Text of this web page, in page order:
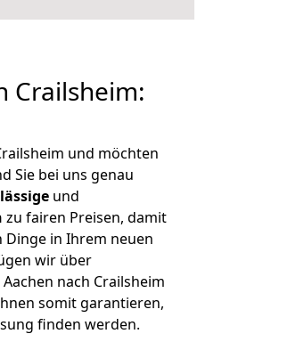
Crailsheim:
und möchten
Sie bei uns genau
und
zu fairen Preisen, damit
Dinge in Ihrem neuen
wir über
nach Crailsheim
somit garantieren,
finden werden.